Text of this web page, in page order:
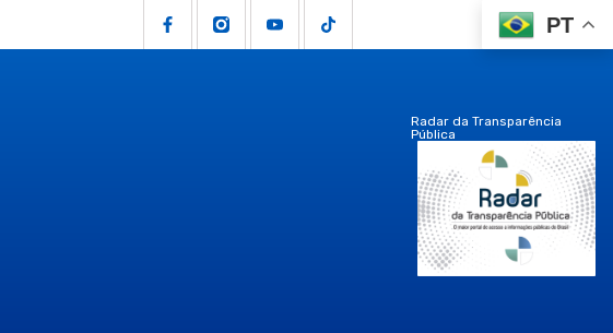
PT
Radar da Transparência
Pública